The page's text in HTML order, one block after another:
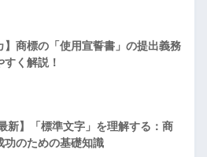
】商標の「使用宣誓書」の提出義務
すく解説！
新】「標準文字」を理解する：商
功のための基礎知識